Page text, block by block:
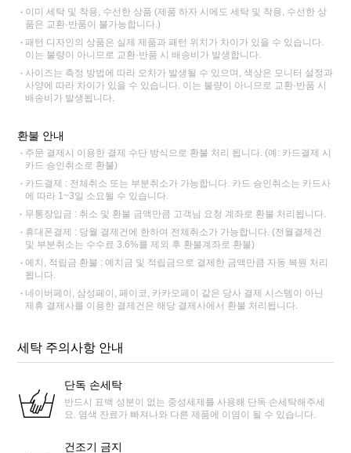
이미 세탁 및 착용, 수선한 상품 (제품 하자 시에도 세탁 및 착용, 수선한 상
품은 교환·반품이 불가능합니다.)
패턴 디자인의 상품은 실제 제품과 패턴 위치가 차이가 있을 수 있습니다.
이는 불량이 아니므로 교환·반품 시 배송비가 발생합니다.
사이즈는 측정 방법에 따라 오차가 발생될 수 있으며, 색상은 모니터 설정과
사양에 따라 차이가 있을 수 있습니다. 이는 불량이 아니므로 교환·반품 시
배송비가 발생됩니다.
환불 안내
주문 결제시 이용한 결제 수단 방식으로 환불 처리 됩니다. (예: 카드결제 시
카드 승인취소로 환불)
카드결제 : 전체취소 또는 부분취소가 가능합니다. 카드 승인취소는 카드사
에 따라 1~3일 소요될 수 있습니다.
무통장입금 : 취소 및 환불 금액만큼 고객님 요청 계좌로 환불 처리됩니다.
휴대폰결제 : 당월 결제건에 한하여 전체취소가 가능합니다. (전월결제건
및 부분취소는 수수료 3.6%를 제외 후 환불계좌로 환불)
예치, 적립금 환불 : 예치금 및 적립금으로 결제한 금액만큼 자동 복원 처리
됩니다.
네이버페이, 삼성페이, 페이코, 카카오페이 같은 당사 결제 시스템이 아닌
제휴 결제사를 이용한 결제건은 해당 결제사에서 환불 처리됩니다.
세탁 주의사항 안내
단독 손세탁
반드시 표백 성분이 없는 중성세제를 사용해 단독 손세탁해주세
요. 염색 잔료가 빠져나와 다른 제품에 이염이 될 수 있습니다.
건조기 금지